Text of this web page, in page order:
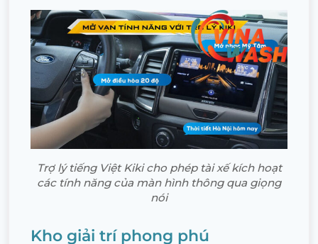
Trợ lý tiếng Việt Kiki cho phép tài xế kích hoạt
các tính năng của màn hình thông qua giọng
nói
Kho giải trí phong phú